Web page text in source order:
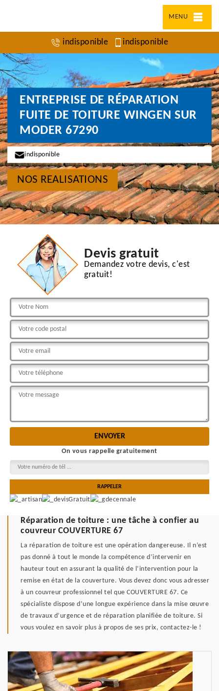
MENU
indisponible indisponible
ENTREPRISE DE RÉPARATION
FUITE DE TOITURE WINGEN SUR
MODER 67290
indisponible
NOS REALISATIONS
Devis gratuit
Demandez votre devis, c'est
gratuit!
On vous rappelle gratuitement
Réparation de toiture : une tâche à confier au
couvreur COUVERTURE 67
La réparation de toiture est une opération dangereuse. Il n’est
pas donné à tout le monde la compétence d’intervenir en
hauteur tout en assurant la qualité de l’intervention pour la
remise en état de la couverture. Vous devez donc vous adresser
à un couvreur professionnel tel que COUVERTURE 67. Ce
spécialiste dispose d’une longue expérience dans la mise œuvre
de travaux d’urgence et de réparation planifiée de toiture. Si
vous voulez en savoir plus à propos de ses prix, contactez-le !